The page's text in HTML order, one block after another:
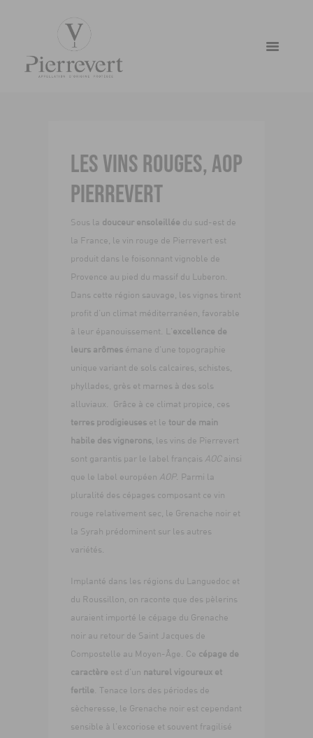
LES VINS ROUGES, AOP
PIERREVERT
Sous la douceur ensoleillée du sud-est de
la France, le vin rouge de Pierrevert est
produit dans le foisonnant vignoble de
Provence au pied du massif du Luberon.
Dans cette région sauvage, les vignes tirent
profit d’un climat méditerranéen, favorable
à leur épanouissement. L’excellence de
leurs arômes émane d’une topographie
unique variant de sols calcaires, schistes,
phyllades, grès et marnes à des sols
alluviaux. Grâce à ce climat propice, ces
terres prodigieuses et le tour de main
habile des vignerons , les vins de Pierrevert
sont garantis par le label français AOCainsi
que le label européen AOP. Parmi la
pluralité des cépages composant ce vin
rouge relativement sec, le Grenache noir et
la Syrah prédominent sur les autres
variétés.
Implanté dans les régions du Languedoc et
du Roussillon, on raconte que des pèlerins
auraient importé le cépage du Grenache
noir au retour de Saint Jacques de
Compostelle au Moyen-Âge. Ce cépage de
caractère est d’un naturel vigoureux et
fertile. Tenace lors des périodes de
sècheresse, le Grenache noir est cependant
sensible à l’excoriose et souvent fragilisé